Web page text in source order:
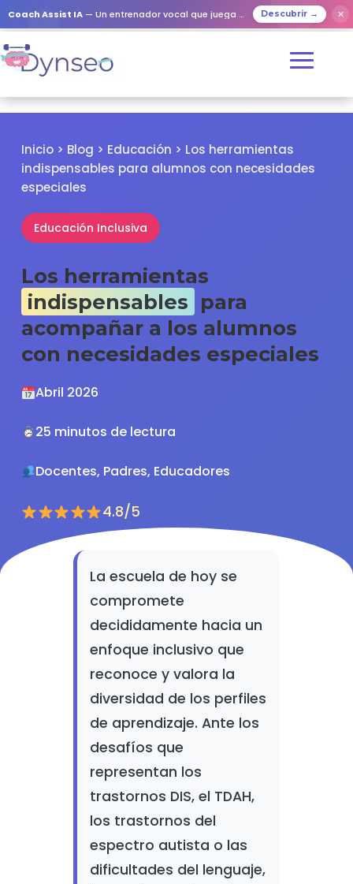
Coach Assist IA — Un entrenador vocal que juega con tus seres queridos Descubrir → ✕
Inicio > Blog > Educación > Los herramientas
indispensables para alumnos con necesidades
especiales
Educación Inclusiva
Los herramientas
indispensables para
acompañar a los alumnos
con necesidades especiales
Abril 2026
25 minutos de lectura
Docentes, Padres, Educadores
4.8/5
La escuela de hoy se
compromete
decididamente hacia un
enfoque inclusivo que
reconoce y valora la
diversidad de los perfiles
de aprendizaje. Ante los
desafíos que
representan los
trastornos DIS, el TDAH,
los trastornos del
espectro autista o las
dificultades del lenguaje,